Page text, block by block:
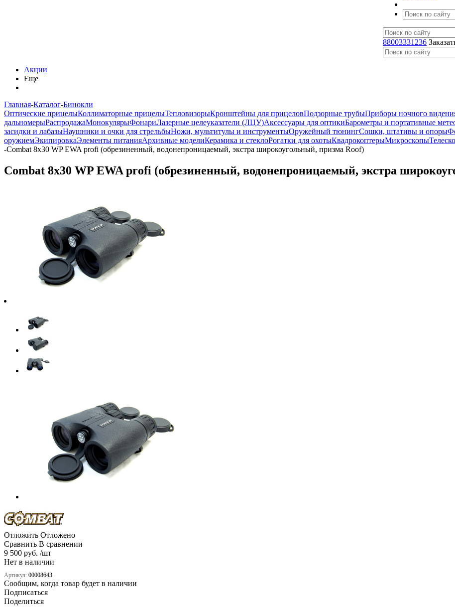
88003331236
Акции
Еще
Главная-Каталог-Бинокли
Оптические прицелыКоллиматорные прицелыТепловизорыКронштейны для прицеловПодзорные трубыПриборы ночного
дальномерыРаспродажаМонокулярыФонариЛазерные целеуказатели (ЛЦУ)Аксессуары для оптикиБарометры и портативные
засидки и лабазыНаушники и очки для стрельбыНожи, мультитулы и инструментыОружейный тюнингСошки, штативы и опоры
оружиемЭкипировкаЭлементы питанияАрхивные моделиКерамика и стеклоРогатки для охотыКвадрокоптерыМикроскопы
-Combat 8х30 WP EWA profi (обрезиненный, водонепроницаемый, экстра широкоугольный, призма Roof)
Combat 8х30 WP EWA profi (обрезиненный, водонепроницаемый, экстра
Отложить Отложено
Сравнить В сравнении
9 500 руб. /шт
Нет в наличии
Артикул: 00008643
Сообщим, когда товар будет в наличии
Подписаться
Поделиться